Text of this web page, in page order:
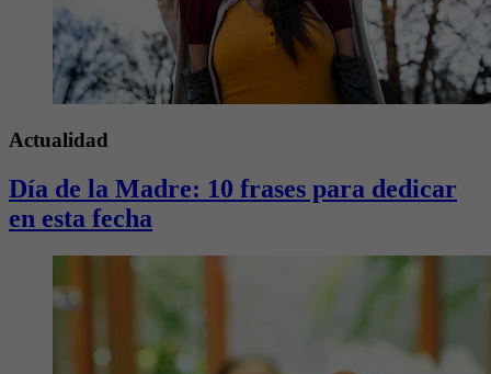
Actualidad
Día de la Madre: 10 frases para dedicar
en esta fecha